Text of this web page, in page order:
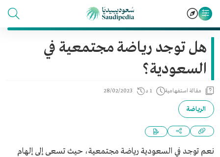
هل توجد رياضة مجتمعية في
السعودية؟
مقالة استفهامية 1 د 28/02/2023
الرياضة
نعم توجد في السعودية رياضة مجتمعية، حيث تسعى إلى إلهام